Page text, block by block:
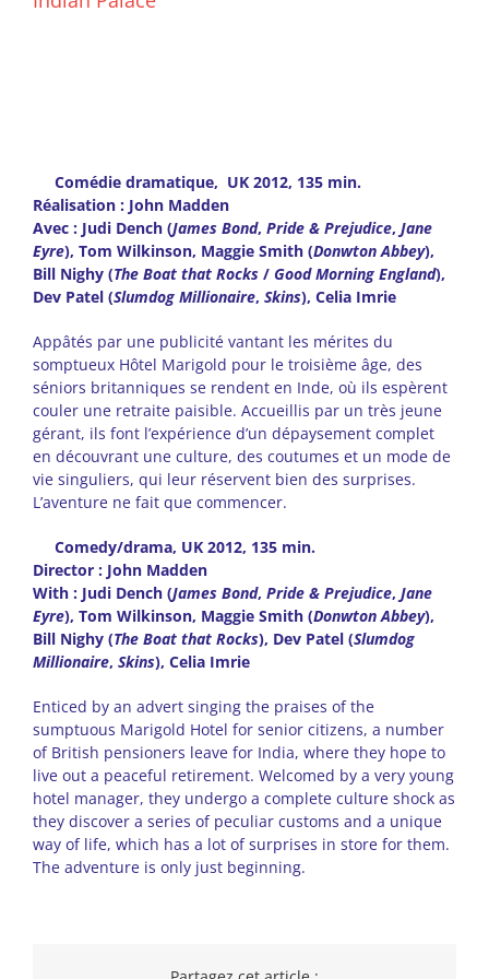
Comédie dramatique, UK 2012, 135 min.
Réalisation : John Madden
Avec : Judi Dench (James Bond, Pride & Prejudice, Jane
Eyre), Tom Wilkinson, Maggie Smith (Donwton Abbey),
Bill Nighy (The Boat that Rocks / Good Morning England),
Dev Patel (Slumdog Millionaire, Skins), Celia Imrie
Appâtés par une publicité vantant les mérites du
somptueux Hôtel Marigold pour le troisième âge, des
séniors britanniques se rendent en Inde, où ils espèrent
couler une retraite paisible. Accueillis par un très jeune
gérant, ils font l’expérience d’un dépaysement complet
en découvrant une culture, des coutumes et un mode de
vie singuliers, qui leur réservent bien des surprises.
L’aventure ne fait que commencer.
Comedy/drama, UK 2012, 135 min.
Director : John Madden
With : Judi Dench (James Bond, Pride & Prejudice, Jane
Eyre), Tom Wilkinson, Maggie Smith (Donwton Abbey),
Bill Nighy (The Boat that Rocks), Dev Patel (Slumdog
Millionaire, Skins), Celia Imrie
Enticed by an advert singing the praises of the
sumptuous Marigold Hotel for senior citizens, a number
of British pensioners leave for India, where they hope to
live out a peaceful retirement. Welcomed by a very young
hotel manager, they undergo a complete culture shock as
they discover a series of peculiar customs and a unique
way of life, which has a lot of surprises in store for them.
The adventure is only just beginning.